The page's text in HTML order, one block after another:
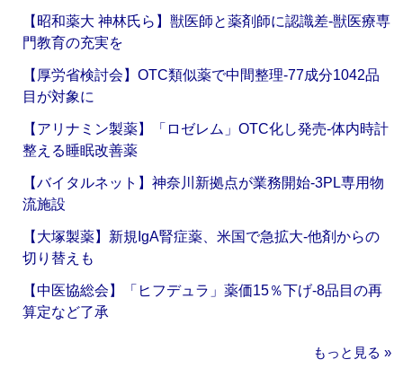
【昭和薬大 神林氏ら】獣医師と薬剤師に認識差‐獣医療専
門教育の充実を
【厚労省検討会】OTC類似薬で中間整理‐77成分1042品
目が対象に
【アリナミン製薬】「ロゼレム」OTC化し発売‐体内時計
整える睡眠改善薬
【バイタルネット】神奈川新拠点が業務開始‐3PL専用物
流施設
【大塚製薬】新規IgA腎症薬、米国で急拡大‐他剤からの
切り替えも
【中医協総会】「ヒフデュラ」薬価15％下げ‐8品目の再
算定など了承
もっと見る »